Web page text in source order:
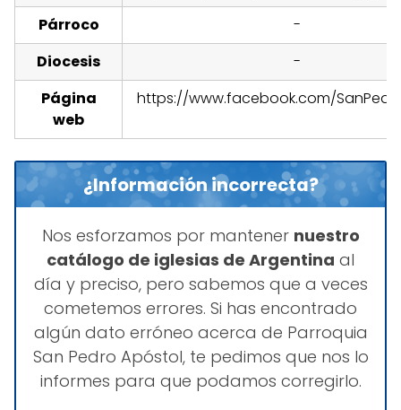
Párroco
-
Diocesis
-
Página
web
https://www.facebook.com/
¿Información incorrecta?
Nos esforzamos por mantener nuestro
catálogo de iglesias de Argentina al
día y preciso, pero sabemos que a veces
cometemos errores. Si has encontrado
algún dato erróneo acerca de Parroquia
San Pedro Apóstol, te pedimos que nos lo
informes para que podamos corregirlo.